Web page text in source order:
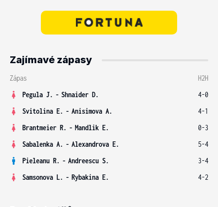
Zajímavé zápasy
Zápas
H2H
Pegula J. - Shnaider D.
4-0
Svitolina E. - Anisimova A.
4-1
Brantmeier R. - Mandlik E.
0-3
Sabalenka A. - Alexandrova E.
5-4
Pieleanu R. - Andreescu S.
3-4
Samsonova L. - Rybakina E. 4-2